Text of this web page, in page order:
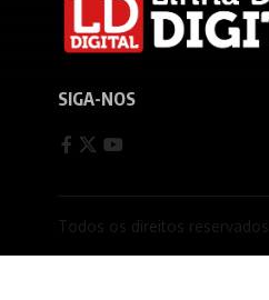
SIGA-NOS
Todos os direitos reservados